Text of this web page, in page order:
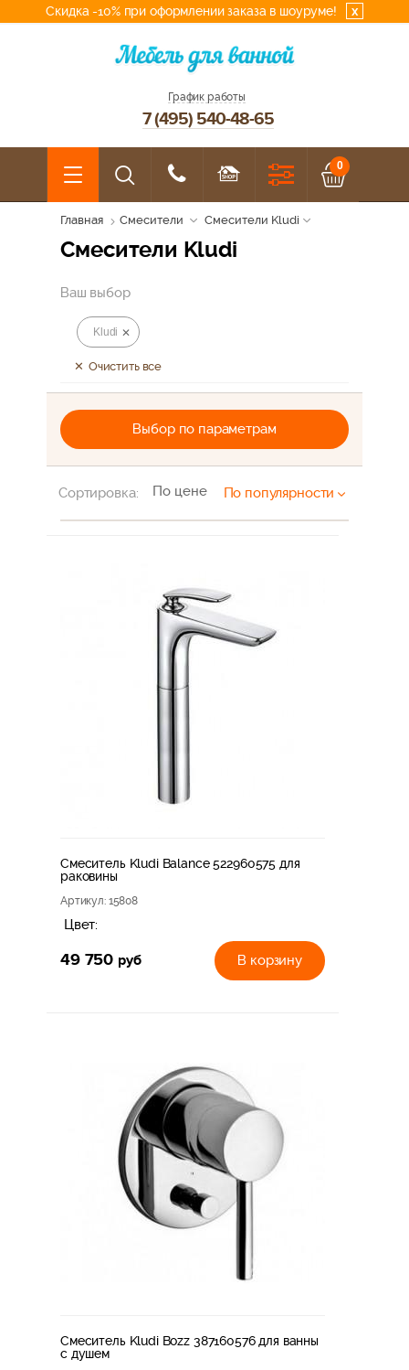
Скидка -10% при оформлении заказа в шоуруме! x
График работы
7 (495) 540-48-65
0
Главная Смесители Смесители Kludi
Смесители Kludi
Ваш выбор
Kludi
Очистить все
Выбор по параметрам
Сортировка: По цене По популярности
Смеситель Kludi Balance 522960575 для
раковины
Артикул: 15808
Цвет:
49 750 руб В корзину
Смеситель Kludi Bozz 387160576 для ванны
с душем